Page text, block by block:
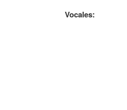
Vocales: